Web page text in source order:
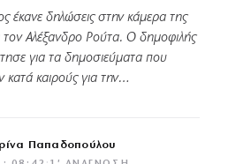
έκανε δηλώσεις στην κάμερα της
Αλέξανδρο Ρούτα. Ο δημοφιλής
για τα δημοσιεύματα που
καιρούς για την…
Παπαδοπούλου